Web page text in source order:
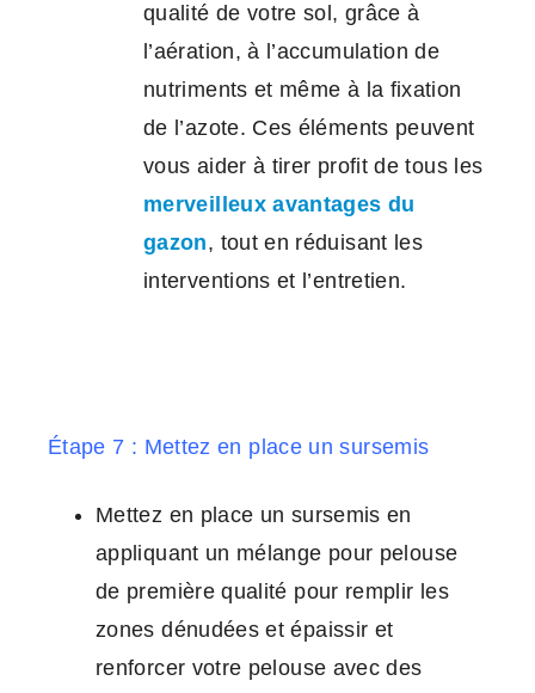
qualité de votre sol, grâce à
l’aération, à l’accumulation de
nutriments et même à la fixation
de l’azote. Ces éléments peuvent
vous aider à tirer profit de tous les
merveilleux avantages du
gazon, tout en réduisant les
interventions et l’entretien.
Étape 7 : Mettez en place un sursemis
Mettez en place un sursemis en
appliquant un mélange pour pelouse
de première qualité pour remplir les
zones dénudées et épaissir et
renforcer votre pelouse avec des